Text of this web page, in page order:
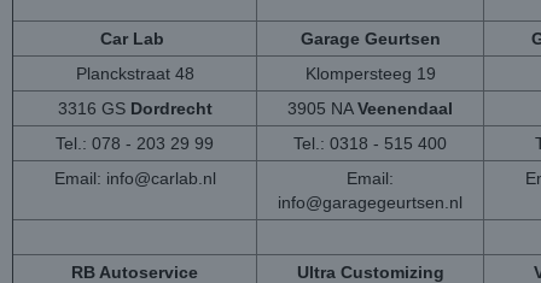
Car Lab Garage Geurtsen
Planckstraat 48
Klompersteeg 19
3316 GS Dordrecht 3905 NAVeenendaal
Tel.: 078 - 203 29 99
Tel.: 0318 - 515 400
Email: info@carlab.nl
Email:
info@garagegeurtsen.nl
RB Autoservice Ultra Customizing